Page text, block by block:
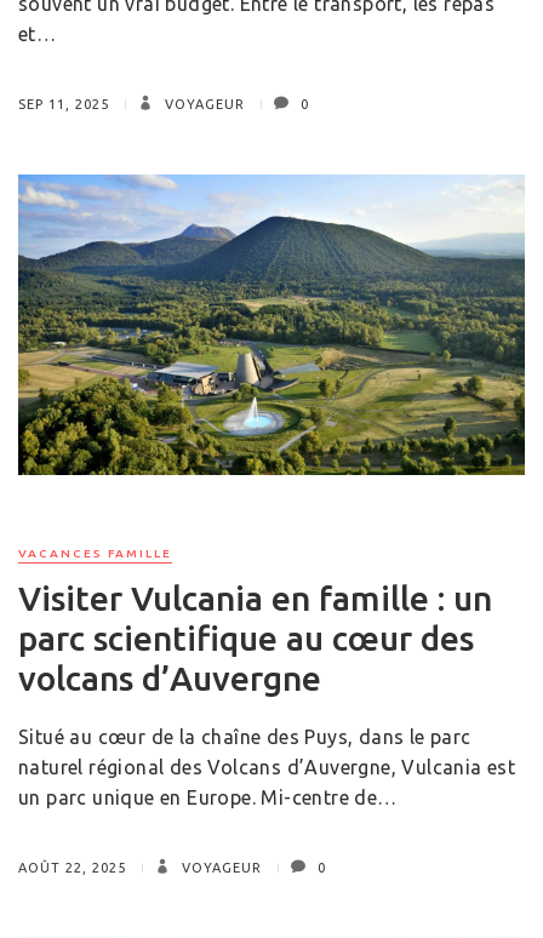
et…
SEP 11, 2025 VOYAGEUR 0
VACANCES FAMILLE
Visiter Vulcania en famille : un
parc scientifique au cœur des
volcans d’Auvergne
Situé au cœur de la chaîne des Puys, dans le parc
naturel régional des Volcans d’Auvergne, Vulcania est
un parc unique en Europe. Mi-centre de…
AOÛT 22, 2025 VOYAGEUR 0